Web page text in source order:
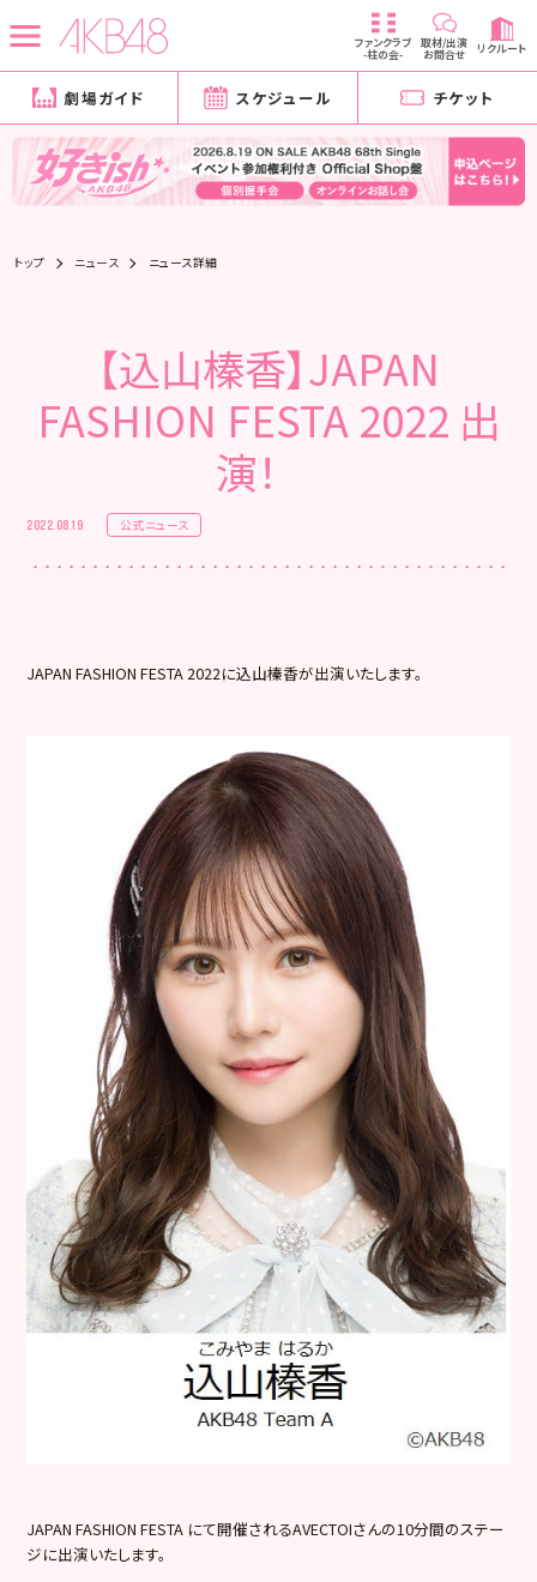
ファンクラブ
-柱の会-
取材/出演
お問合せ リクルート
劇場ガイド スケジュール チケット
トップ ニュース ニュース詳細
【込山榛香】JAPAN
FASHION FESTA 2022 出
演！
2022.08.19 公式ニュース
JAPAN FASHION FESTA 2022に込山榛香が出演いたします。
JAPAN FASHION FESTA にて開催されるAVECTOIさんの10分間のステー
ジに出演いたします。